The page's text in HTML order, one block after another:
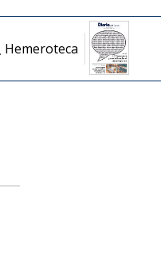
Hemeroteca